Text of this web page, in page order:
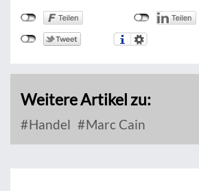
Weitere Artikel zu:
Handel Marc Cain